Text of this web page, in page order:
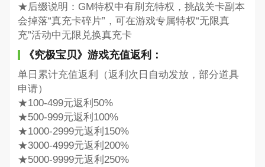
★后缀说明：GM特权中有刷充特权，挑战关卡副本
会掉落“真充卡碎片”，可在游戏专属特权“无限真
充”活动中无限兑换真充卡
《究极宝贝》游戏充值返利：
单日累计充值返利（返利次日自动发放，部分道具
申请）
★100-499元返利50%
★500-999元返利100%
★1000-2999元返利150%
★3000-4999元返利200%
★5000-9999元返利250%